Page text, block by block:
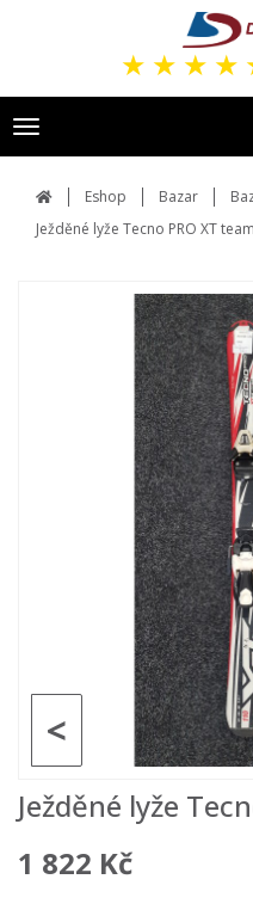
★ ★ ★ ★
Toggle
navigation
Eshop Bazar
Ježděné lyže Tecno PRO XT team
<
Ježděné lyže
1 822 Kč